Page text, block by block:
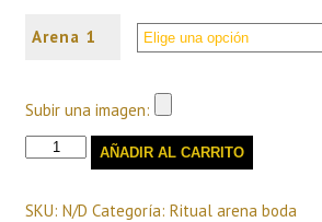
Arena 1
Subir una imagen:
Arena
extra AÑADIR AL CARRITO
SKU:N/D Categoría:Ritual arena boda